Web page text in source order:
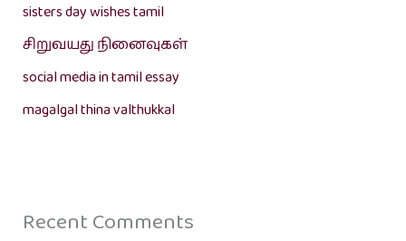
sisters day wishes tamil
சிறுவயது நினைவுகள்
social media in tamil essay
magalgal thina valthukkal
Recent Comments